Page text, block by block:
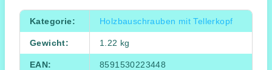
Kategorie: Holzbauschrauben mit Tellerkopf
Gewicht: 1.22 kg
EAN: 8591530223448